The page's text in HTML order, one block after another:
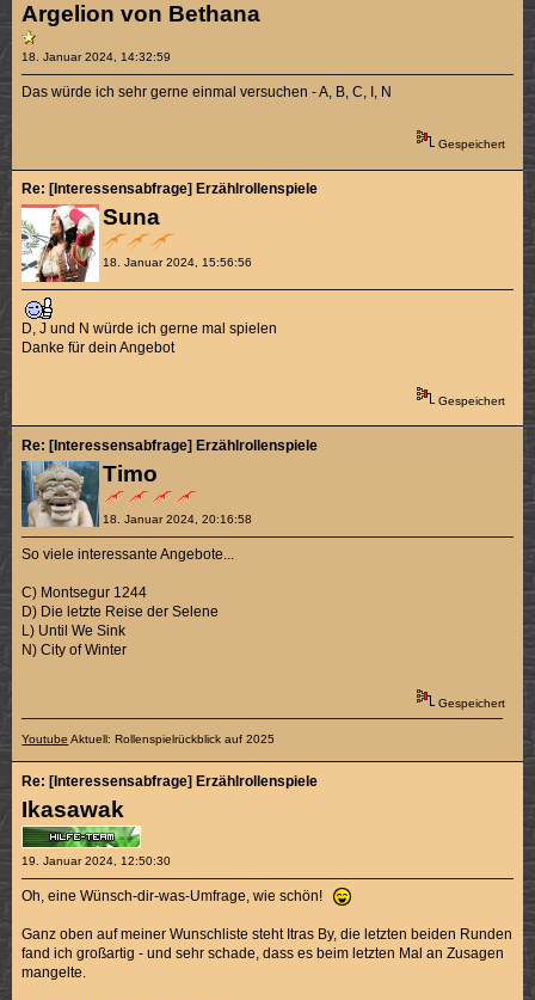
Argelion von Bethana
18. Januar 2024, 14:32:59
Das würde ich sehr gerne einmal versuchen - A, B, C, I, N
Gespeichert
Suna
18. Januar 2024, 15:56:56
Re: [Interessensabfrage] Erzählrollenspiele
D, J und N würde ich gerne mal spielen
Danke für dein Angebot
Gespeichert
Timo
18. Januar 2024, 20:16:58
Re: [Interessensabfrage] Erzählrollenspiele
So viele interessante Angebote...
C) Montsegur 1244
D) Die letzte Reise der Selene
L) Until We Sink
N) City of Winter
Gespeichert
Youtube Aktuell: Rollenspielrückblick auf 2025
Ikasawak
19. Januar 2024, 12:50:30
Re: [Interessensabfrage] Erzählrollenspiele
Oh, eine Wünsch-dir-was-Umfrage, wie schön!
Ganz oben auf meiner Wunschliste steht Itras By, die letzten beiden Runden
fand ich großartig - und sehr schade, dass es beim letzten Mal an Zusagen
mangelte.